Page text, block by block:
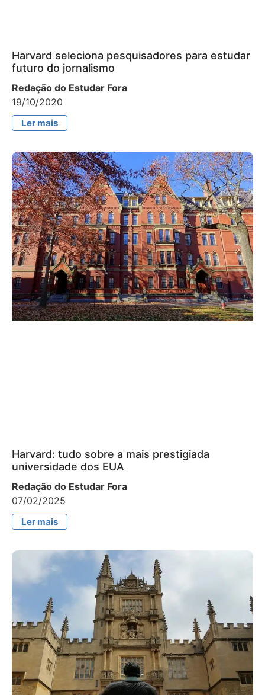
Harvard seleciona pesquisadores para estudar
futuro do jornalismo
Redação do Estudar Fora
19/10/2020
Ler mais
Harvard: tudo sobre a mais prestigiada
universidade dos EUA
Redação do Estudar Fora
07/02/2025
Ler mais